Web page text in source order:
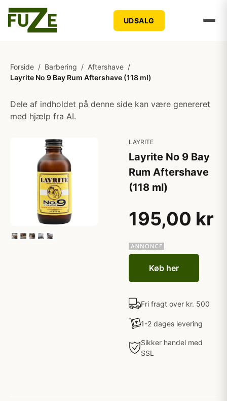
UDSALG
Forside / Barbering / Aftershave /
Layrite No 9 Bay Rum Aftershave (118 ml)
Dele af indholdet på denne side kan være genereret
med hjælp fra AI.
LAYRITE
Layrite No 9 Bay
Rum Aftershave
(118 ml)
195,00 kr
Køb her
Fri fragt over kr. 500
1-2 dages levering
Sikker handel med
SSL